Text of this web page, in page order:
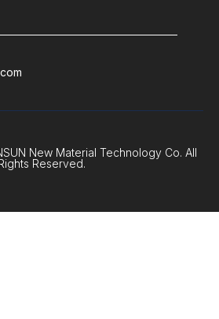
New Material Technology Co. All
Reserved.